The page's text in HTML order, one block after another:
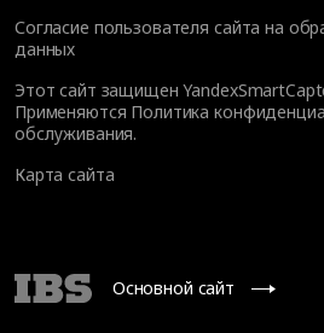
Согласие пользователя сайта на
данных
Этот сайт защищен
Применяются Политика
обслуживания.
Карта сайта
Основной сайт